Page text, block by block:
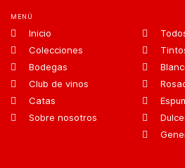
MENÚ
Inicio
Colecciones
Bodegas
Club de vinos
Catas
Sobre nosotros